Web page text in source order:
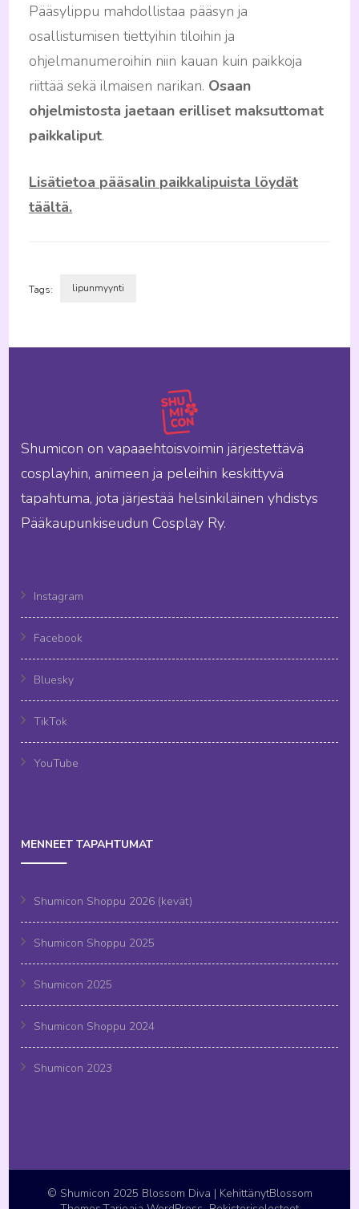
Pääsylippu mahdollistaa pääsyn ja
osallistumisen tiettyihin tiloihin ja
ohjelmanumeroihin niin kauan kuin paikkoja
riittää sekä ilmaisen narikan. Osaan
ohjelmistosta jaetaan erilliset maksuttomat
paikkaliput.
Lisätietoa pääsalin paikkalipuista löydät
täältä.
Tags: lipunmyynti
selaus
Shumicon on vapaaehtoisvoimin järjestettävä
cosplayhin, animeen ja peleihin keskittyvä
tapahtuma, jota järjestää helsinkiläinen yhdistys
Pääkaupunkiseudun Cosplay Ry.
Instagram
Facebook
Bluesky
TikTok
YouTube
MENNEET TAPAHTUMAT
Shumicon Shoppu 2026 (kevät)
Shumicon Shoppu 2025
Shumicon 2025
Shumicon Shoppu 2024
Shumicon 2023
© Shumicon 2025 Blossom Diva | KehittänytBlossom